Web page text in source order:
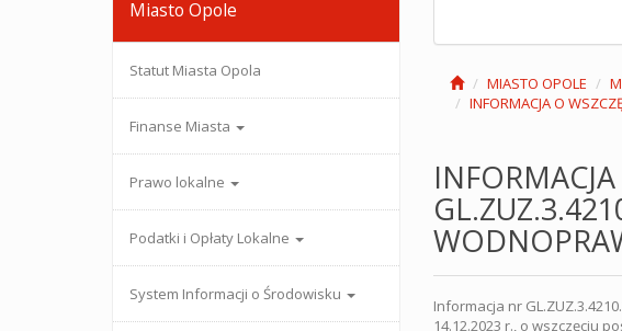
Miasto Opole
Statut Miasta Opola
Finanse Miasta
Prawo lokalne
Podatki i Opłaty Lokalne
System Informacji o Środowisku
MIASTO OPOLE
INFORMACJA O
Informacja nr
14.12.2023 r., o wszczęciu